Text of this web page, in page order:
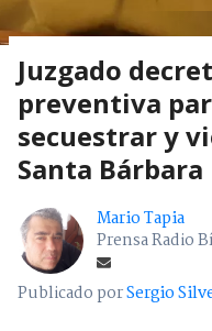
Juzgado
preventiva
secuestrar y
Santa Bárbara
Mario Tapia
Prensa Radio
Publicado porSergio